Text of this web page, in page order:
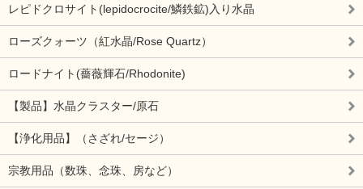
レピドクロサイト(lepidocrocite/鱗鉄鉱)入り水晶
ローズクォーツ（紅水晶/Rose Quartz）
ロードナイト(薔薇輝石/Rhodonite)
【製品】水晶クラスター/原石
【浄化用品】（さざれ/セージ）
宗教用品（数珠、念珠、房など）